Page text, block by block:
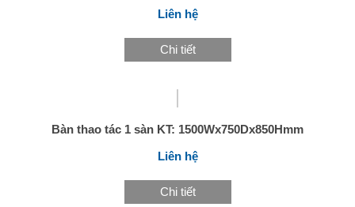
Liên hệ
Chi tiết
Bàn thao tác 1 sàn KT: 1500Wx750Dx850Hmm
Liên hệ
Chi tiết